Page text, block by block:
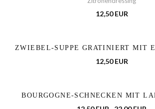
12,50 EUR
ZWIEBEL-SUPPE GRATINIERT MIT
12,50 EUR
BOURGOGNE-SCHNECKEN MIT